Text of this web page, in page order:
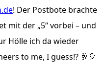
! Der Postbote brachte
mit der „5“ vorbei – und
Hölle ich da wieder
to me, I guess!? 🥂🎈